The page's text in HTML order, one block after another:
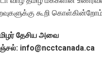
கூறி
தேசிய அவை
info@ncctcanada.ca